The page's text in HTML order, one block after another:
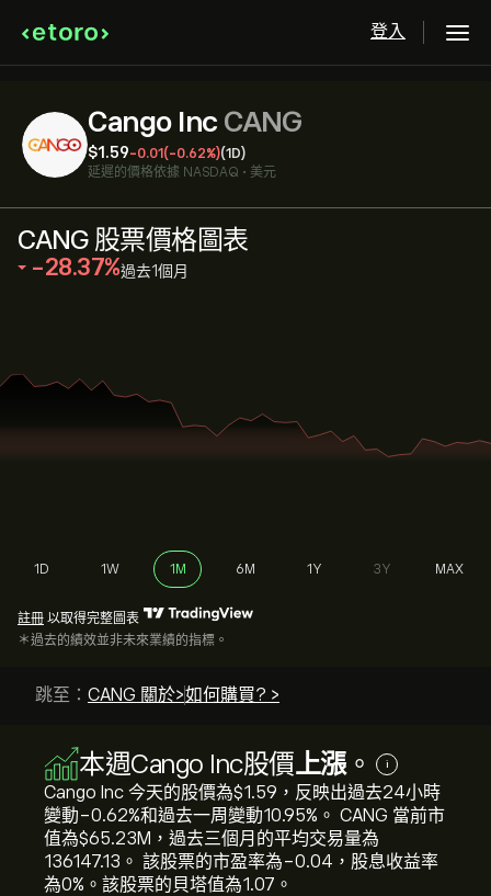
登入
Cango Inc CANG
‎$‎1.59-0.01 (-0.62%)(1D)
延遲的價格依據 NASDAQ • 美元
CANG 股票價格圖表
‎-28.37‎ 過去1個月
1D 1W 1M 6M 1Y 3Y MAX
註冊 以取得完整圖表
＊過去的績效並非未來業績的指標。
跳至： CANG 關於>如何購買? >
本週Cango Inc股價上漲。 i
Cango Inc 今天的股價為‎$‎1.59，反映出過去24小時
變動‎-0.62‎%和過去一周變動‎10.95‎%。 CANG 當前市
值為‎$‎65.23M，過去三個月的平均交易量為
136147.13。 該股票的市盈率為-0.04，股息收益率
為0%。該股票的貝塔值為1.07。